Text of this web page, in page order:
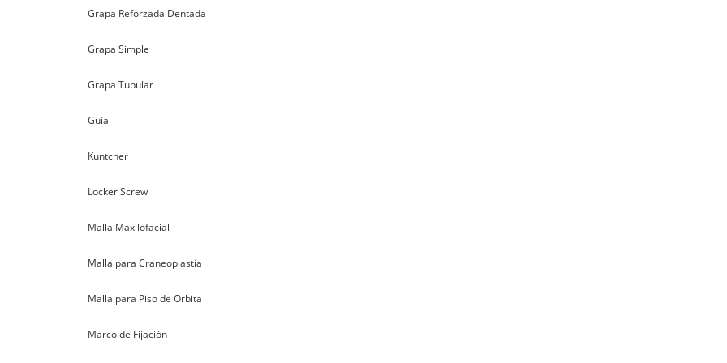
Grapa Reforzada Dentada
Grapa Simple
Grapa Tubular
Guía
Kuntcher
Locker Screw
Malla Maxilofacial
Malla para Craneoplastía
Malla para Piso de Orbita
Marco de Fijación